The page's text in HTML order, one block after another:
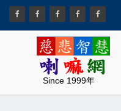
Since 1999年